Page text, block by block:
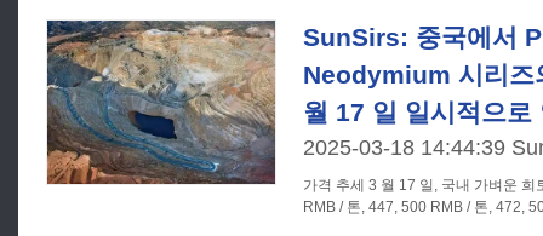
SunSirs: 중국에서
Neodymium 시리즈
월 17 일 일시적으로
2025-03-18 14:44:39
가격 추세 3 월 17 일, 국내 가벼운 희토류 시장 가격 추세는 555, 000
RMB / 톤, 447, 500 RMB / 톤, 472,